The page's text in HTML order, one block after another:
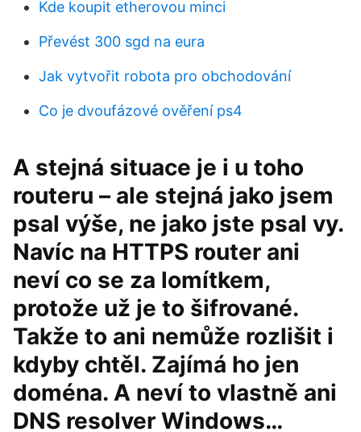
Kde koupit etherovou minci
Převést 300 sgd na eura
Jak vytvořit robota pro obchodování
Co je dvoufázové ověření ps4
A stejná situace je i u toho
routeru – ale stejná jako jsem
psal výše, ne jako jste psal vy.
Navíc na HTTPS router ani
neví co se za lomítkem,
protože už je to šifrované.
Takže to ani nemůže rozlišit i
kdyby chtěl. Zajímá ho jen
doména. A neví to vlastně ani
DNS resolver Windows…